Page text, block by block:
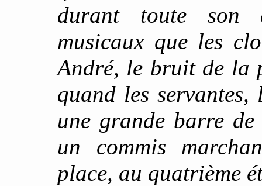
durant toute son
musicaux que les
André, le bruit de la
quand les
une grande barre
un commis
place, au quatrième